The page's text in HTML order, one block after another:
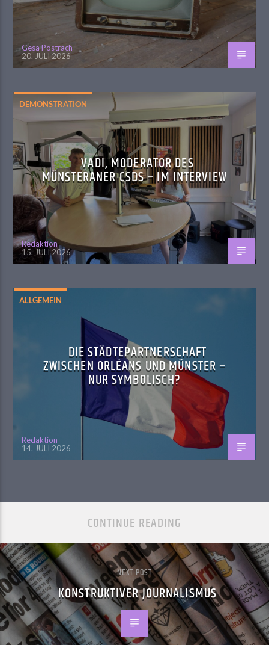
Gesa Postrach
20. JULI 2026
DEMONSTRATION
VADI, MODERATOR DES
MÜNSTERANER CSDS – IM INTERVIEW
Redaktion
15. JULI 2026
ALLGEMEIN
DIE STÄDTEPARTNERSCHAFT
ZWISCHEN ORLÉANS UND MÜNSTER –
NUR SYMBOLISCH?
Redaktion
14. JULI 2026
CONTINUE READING
NEXT POST
KONSTRUKTIVER JOURNALISMUS